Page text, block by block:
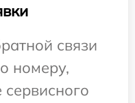
связи
номеру,